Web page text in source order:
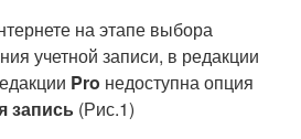
на этапе выбора
учетной записи, в редакции
Pro недоступна опция
запись (Рис.1)